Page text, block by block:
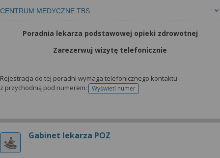
CENTRUM MEDYCZNE TBS
Poradnia lekarza podstawowej opieki zdrowotnej
Zarezerwuj wizytę telefonicznie
Rejestracja do tej poradni wymaga telefonicznego kontaktu
z przychodnią pod numerem:
Wyświetl numertelefonu do rejestracji
Gabinet lekarza POZ